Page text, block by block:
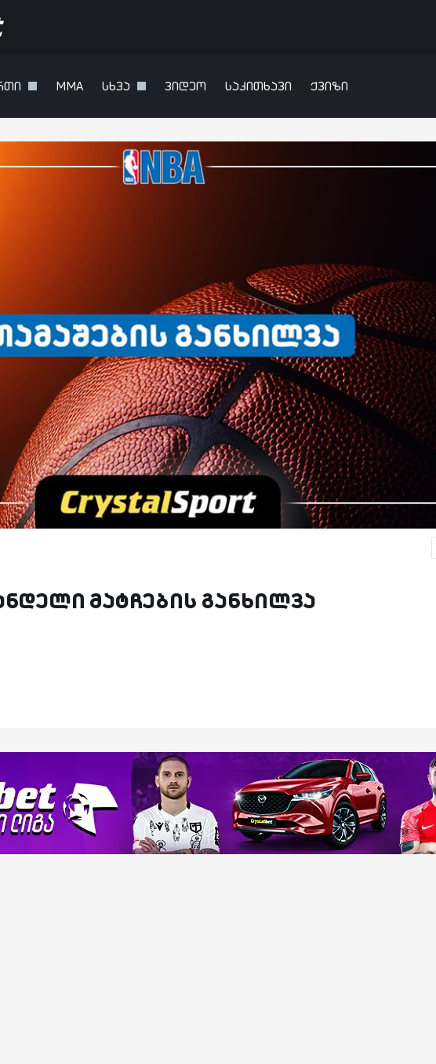
MMA სხვა ვიდეო საკითხავი ქვიზი
მატჩების განხილვა